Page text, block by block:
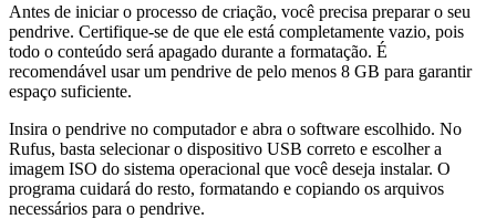
Antes de iniciar o processo de criação, você precisa preparar o seu
pendrive. Certifique-se de que ele está completamente vazio, pois
todo o conteúdo será apagado durante a formatação. É
recomendável usar um pendrive de pelo menos 8 GB para garantir
espaço suficiente.
Insira o pendrive no computador e abra o software escolhido. No
Rufus, basta selecionar o dispositivo USB correto e escolher a
imagem ISO do sistema operacional que você deseja instalar. O
programa cuidará do resto, formatando e copiando os arquivos
necessários para o pendrive.